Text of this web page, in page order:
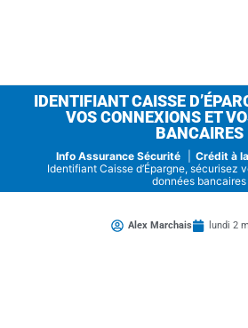
IDENTIFIANT CAISSE
VOS CONNEXIONS ET
BANCAIRES
Info Assurance Sécurité
Crédit à
Identifiant Caisse d’Épargne, sécurisez
données bancaires
Alex Marchais lundi 2